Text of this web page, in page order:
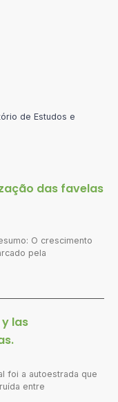
de Estudos e
das favelas
O crescimento
pela
las
foi a autoestrada que
entre